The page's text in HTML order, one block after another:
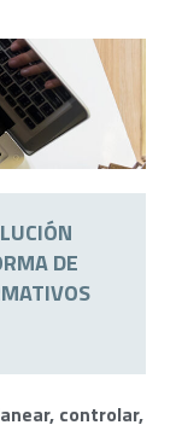
DE
controlar,